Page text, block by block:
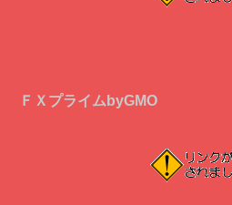
ＦＸプライムbyGMO